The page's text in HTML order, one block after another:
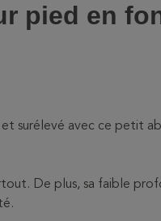
pied en
surélevé avec ce petit
De plus, sa faible